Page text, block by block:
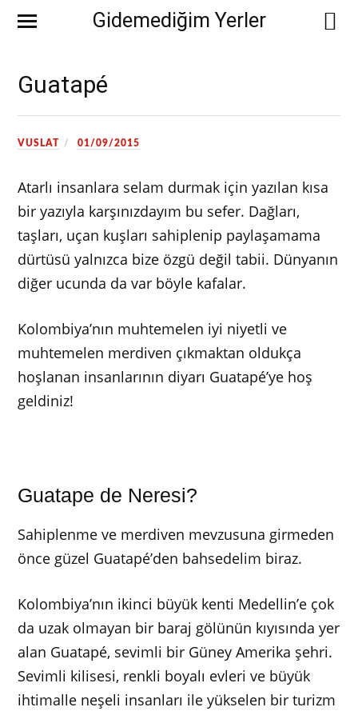
Gidemediğim Yerler
Guatapé
VUSLAT 01/09/2015
Atarlı insanlara selam durmak için yazılan kısa
bir yazıyla karşınızdayım bu sefer. Dağları,
taşları, uçan kuşları sahiplenip paylaşamama
dürtüsü yalnızca bize özgü değil tabii. Dünyanın
diğer ucunda da var böyle kafalar.
Kolombiya’nın muhtemelen iyi niyetli ve
muhtemelen merdiven çıkmaktan oldukça
hoşlanan insanlarının diyarı Guatapé’ye hoş
geldiniz!
Guatape de Neresi?
Sahiplenme ve merdiven mevzusuna girmeden
önce güzel Guatapé’den bahsedelim biraz.
Kolombiya’nın ikinci büyük kenti Medellin’e çok
da uzak olmayan bir baraj gölünün kıyısında yer
alan Guatapé, sevimli bir Güney Amerika şehri.
Sevimli kilisesi, renkli boyalı evleri ve büyük
ihtimalle neşeli insanları ile yükselen bir turizm